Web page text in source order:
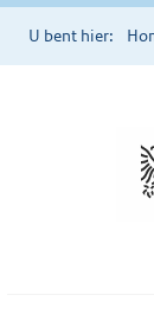
binnen
U bent hier: